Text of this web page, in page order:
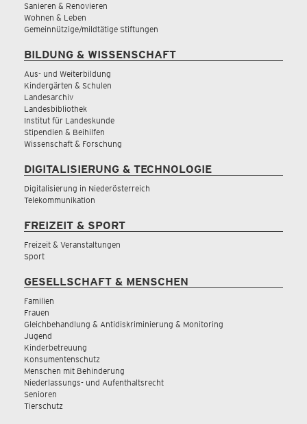
Sanieren & Renovieren
Wohnen & Leben
Gemeinnützige/mildtätige Stiftungen
BILDUNG & WISSENSCHAFT
Aus- und Weiterbildung
Kindergärten & Schulen
Landesarchiv
Landesbibliothek
Institut für Landeskunde
Stipendien & Beihilfen
Wissenschaft & Forschung
DIGITALISIERUNG & TECHNOLOGIE
Digitalisierung in Niederösterreich
Telekommunikation
FREIZEIT & SPORT
Freizeit & Veranstaltungen
Sport
GESELLSCHAFT & MENSCHEN
Familien
Frauen
Gleichbehandlung & Antidiskriminierung & Monitoring
Jugend
Kinderbetreuung
Konsumentenschutz
Menschen mit Behinderung
Niederlassungs- und Aufenthaltsrecht
Senioren
Tierschutz